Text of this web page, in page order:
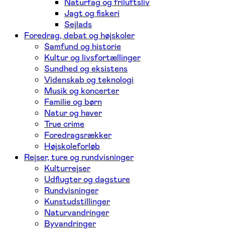
Jagt og fiskeri
Sejlads
Foredrag, debat og højskoler
Samfund og historie
Kultur og livsfortællinger
Sundhed og eksistens
Videnskab og teknologi
Musik og koncerter
Familie og børn
Natur og haver
True crime
Foredragsrækker
Højskoleforløb
Rejser, ture og rundvisninger
Kulturrejser
Udflugter og dagsture
Rundvisninger
Kunstudstillinger
Naturvandringer
Byvandringer